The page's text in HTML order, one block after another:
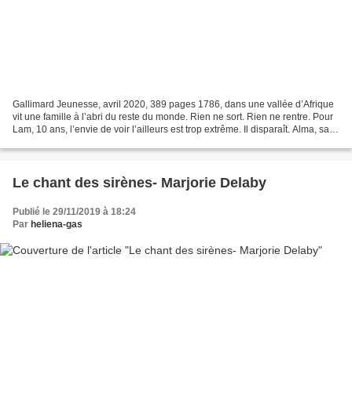
Gallimard Jeunesse, avril 2020, 389 pages 1786, dans une vallée d’Afrique
vit une famille à l’abri du reste du monde. Rien ne sort. Rien ne rentre. Pour
Lam, 10 ans, l’envie de voir l’ailleurs est trop extrême. Il disparaît. Alma, sa
Le chant des sirènes- Marjorie Delaby
Publié le 29/11/2019 à 18:24
Par heliena-gas